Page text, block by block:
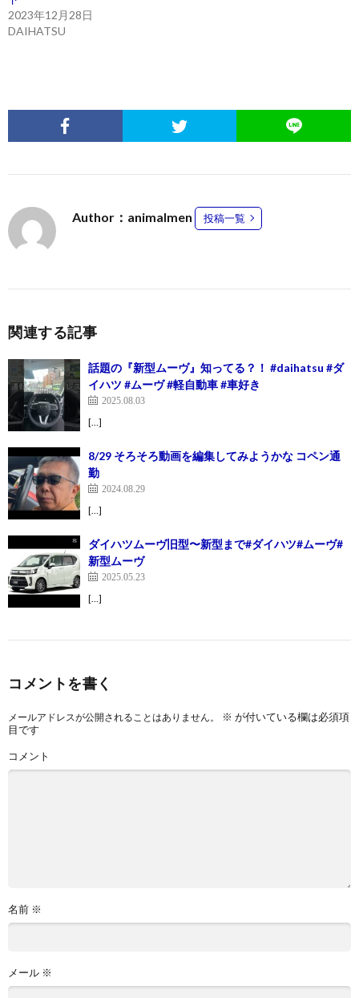
2023年12月28日
DAIHATSU
Author：animalmen 投稿一覧
関連する記事
話題の『新型ムーヴ』知ってる？！ #daihatsu #ダ
イハツ #ムーヴ #軽自動車 #車好き
2025.08.03
[…]
8/29 そろそろ動画を編集してみようかな コペン通
勤
2024.08.29
[…]
ダイハツムーヴ旧型〜新型まで#ダイハツ#ムーヴ#
新型ムーヴ
2025.05.23
[…]
コメントを書く
メールアドレスが公開されることはありません。 ※ が付いている欄は必須項
目です
コメント
名前 ※
メール ※